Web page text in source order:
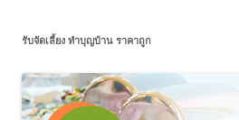
รับจัดเลี้ยง ทำบุญบ้าน ราคาถูก